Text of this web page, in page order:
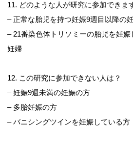
11. どのような人が研究に参加できま
– 正常な胎児を持つ妊娠9週目以降の
– 21番染色体トリソミーの胎児を妊
妊婦
12. この研究に参加できない人は？
– 妊娠9週未満の妊娠の方
– 多胎妊娠の方
– バニシングツインを妊娠している方